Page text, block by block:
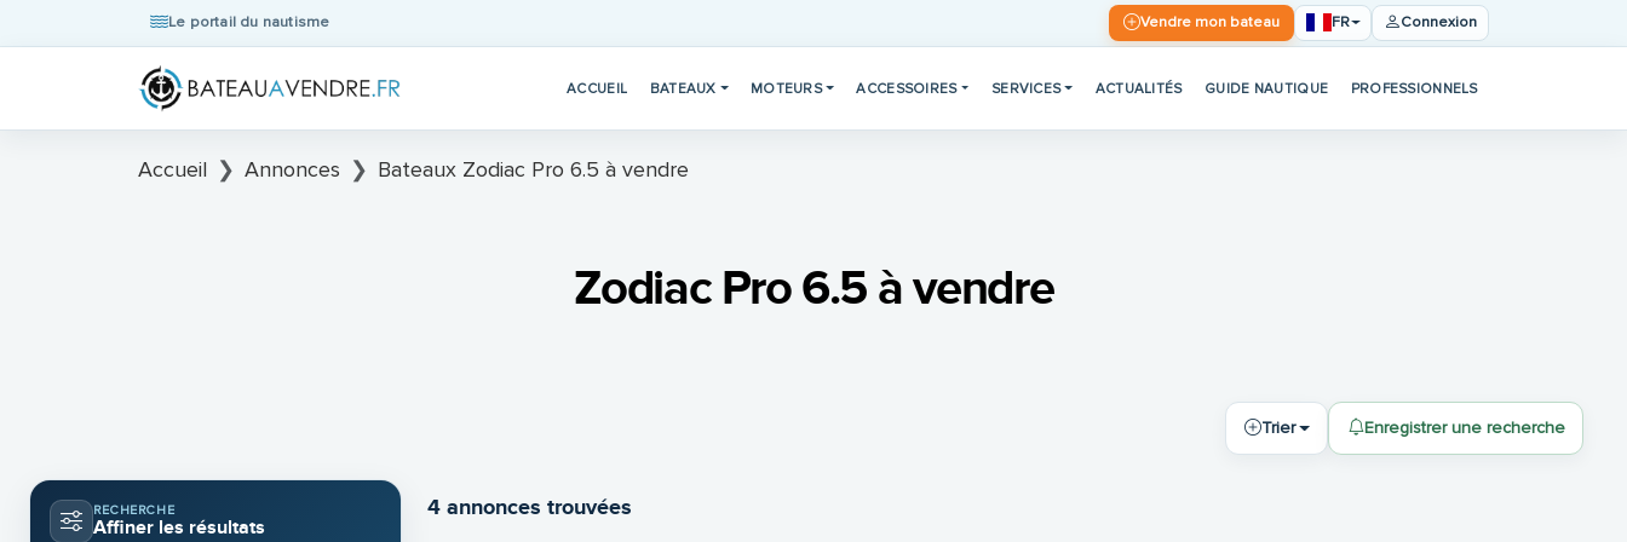
Le portail du nautisme Vendre mon bateau FR Connexion
ACCUEIL BATEAUX MOTEURS ACCESSOIRES SERVICES ACTUALITÉS GUIDE NAUTIQUE PROFESSIONNELS
Accueil Annonces Bateaux Zodiac Pro 6.5 à vendre
Zodiac Pro 6.5 à vendre
Trier Enregistrer une recherche
RECHERCHE
Affiner les résultats
4 annonces trouvées